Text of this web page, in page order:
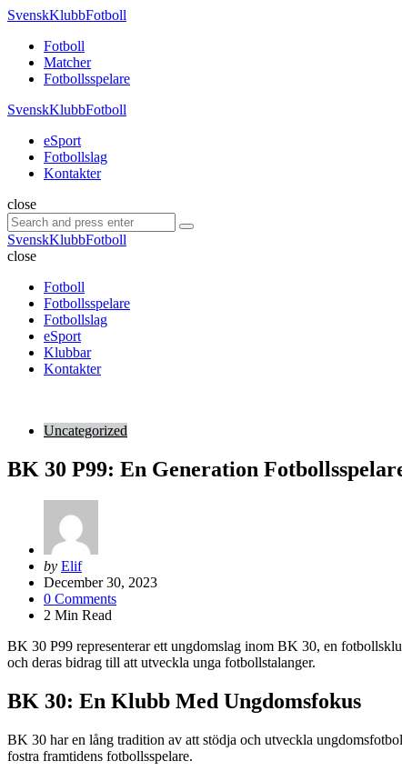
Menu
SvenskKlubbFotboll
Menu
Fotboll
Matcher
Fotbollsspelare
SvenskKlubbFotboll
eSport
Fotbollslag
Kontakter
Search
close
Search
for:
Search
SvenskKlubbFotboll
close
Fotboll
Fotbollsspelare
Fotbollslag
eSport
Klubbar
Kontakter
Uncategorized
BK 30 P99: En Generation
Posted
by
by Elif
December 30, 2023
0 Comments
2 Min Read
BK 30 P99 representerar ett ungdomslag inom BK 30, en
och deras bidrag till att utveckla unga fotbollstalanger.
BK 30: En Klubb Med Ungdomsfokus
BK 30 har en lång tradition av att stödja och utveckla
fostra framtidens fotbollsspelare.